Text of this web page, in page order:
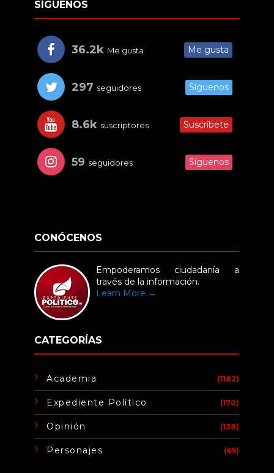
SÍGUENOS
36.2k Me gusta Me gusta
297 seguidores Síguenos
8.6k suscriptores Suscríbete
59 seguidores Síguenos
CONÓCENOS
Empoderamos ciudadanía a
través de la información.
Learn More →
CATEGORÍAS
Academia (1182)
Expediente Político (170)
Opinión (138)
Personajes (69)